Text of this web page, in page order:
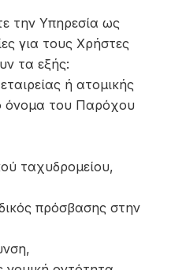
την Υπηρεσία ως
για τους Χρήστες
τα εξής:
ή ατομικής
όνομα του Παρόχου
ταχυδρομείου,
πρόσβασης στην